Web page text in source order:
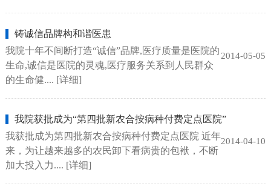
铸诚信品牌构和谐医患
2014-05-05
我院十年不间断打造“诚信”品牌,医疗质量是医院的
生命,诚信是医院的灵魂,医疗服务关系到人民群众
的生命健.... [详细]
我院获批成为“第四批新农合按病种付费定点医院”
2014-04-10
我获批成为第四批新农合按病种付费定点医院 近年
来，为让越来越多的农民卸下看病贵的包袱，不断
加大投入力.... [详细]